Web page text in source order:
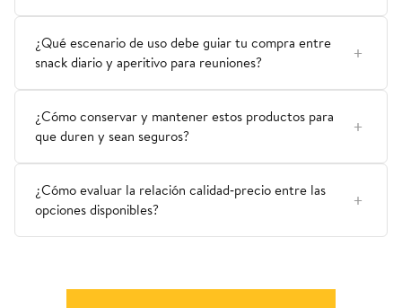
¿Qué escenario de uso debe guiar tu compra entre
snack diario y aperitivo para reuniones?
¿Cómo conservar y mantener estos productos para
que duren y sean seguros?
¿Cómo evaluar la relación calidad‑precio entre las
opciones disponibles?